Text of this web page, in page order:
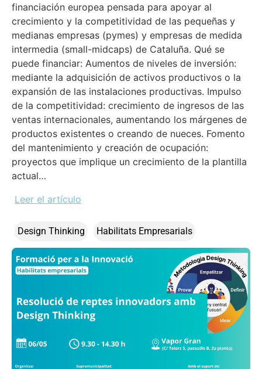
financiación europea pensada para apoyar al
crecimiento y la competitividad de las pequeñas y
medianas empresas (pymes) y empresas de medida
intermedia (small-midcaps) de Cataluña. Qué se
puede financiar: Aumentos de niveles de inversión:
mediante la adquisición de activos productivos o la
expansión de las instalaciones productivas. Impulso
de la competitividad: crecimiento de ingresos de las
ventas internacionales, aumentando los márgenes de
productos existentes o creando de nueces. Fomento
del mantenimiento y creación de ocupación:
proyectos que implique un crecimiento de la plantilla
actual…
Leer el artículo
Design Thinking Habilitats Empresarials